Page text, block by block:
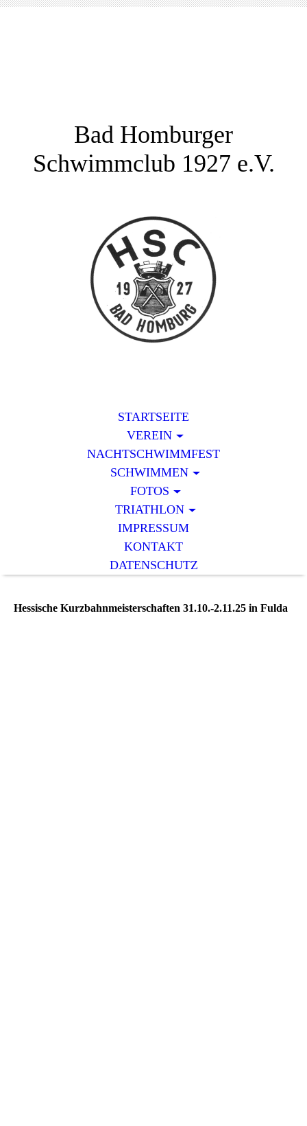
Bad Homburger
Schwimmclub 1927 e.V.
STARTSEITE
VEREIN
NACHTSCHWIMMFEST
SCHWIMMEN
FOTOS
TRIATHLON
IMPRESSUM
KONTAKT
DATENSCHUTZ
Hessische Kurzbahnmeisterschaften 31.10.-2.11.25 in Fulda